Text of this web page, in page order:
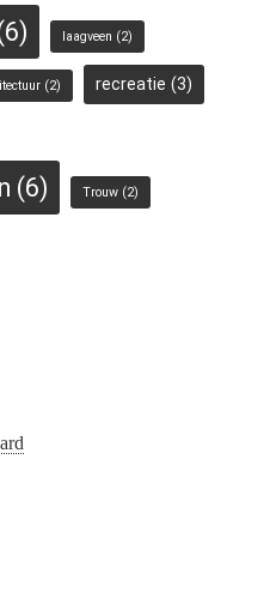
laagveen (2)
(2) recreatie (3)
(6) Trouw (2)